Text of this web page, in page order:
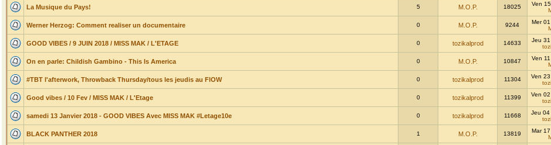
La Musique du Pays! 5 M.O.P. 18025
Ven
Werner Herzog: Comment realiser un documentaire 0 M.O.P. 9244
Mer
GOOD VIBES / 9 JUIN 2018 / MISS MAK / L'ETAGE 0 tozikalprod 14633
Jeu
On en parle: Childish Gambino - This Is America 0 M.O.P. 10847
Ven
#TBT l'afterwork, Throwback Thursday/tous les jeudis au FlOW 0 tozikalprod 11304
Ven
Good vibes / 10 Fev / MISS MAK / L'Etage 0 tozikalprod 11399
Ven
samedi 13 Janvier 2018 - GOOD VIBES Avec MISS MAK #Letage10e 0 tozikalprod 11668
Jeu 04
BLACK PANTHER 2018 1 M.O.P. 13819
Mar